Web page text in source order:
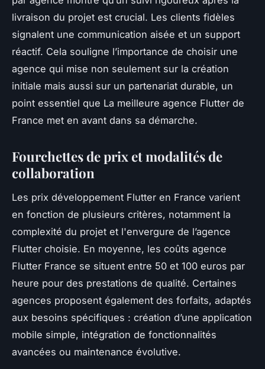
livraison du projet est crucial. Les clients fidèles
signalent une communication aisée et un support
réactif. Cela souligne l’importance de choisir une
agence qui mise non seulement sur la création
initiale mais aussi sur un partenariat durable, un
point essentiel que La meilleure agence Flutter de
France met en avant dans sa démarche.
Fourchettes de prix et modalités de
collaboration
Les prix développement Flutter en France varient
en fonction de plusieurs critères, notamment la
complexité du projet et l'envergure de l’agence
Flutter choisie. En moyenne, les coûts agence
Flutter France se situent entre 50 et 100 euros par
heure pour des prestations de qualité. Certaines
agences proposent également des forfaits, adaptés
aux besoins spécifiques : création d’une application
mobile simple, intégration de fonctionnalités
avancées ou maintenance évolutive.